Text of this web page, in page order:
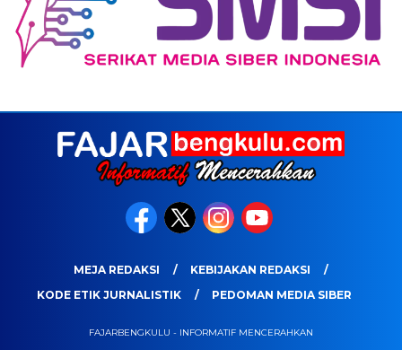
MEJA REDAKSI
KEBIJAKAN REDAKSI
KODE ETIK JURNALISTIK
PEDOMAN MEDIA SIBER
FAJARBENGKULU - INFORMATIF MENCERAHKAN